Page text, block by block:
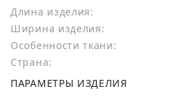
Длина изделия:
Ширина изделия:
Особенности ткани:
Страна:
ПАРАМЕТРЫ ИЗДЕЛИЯ